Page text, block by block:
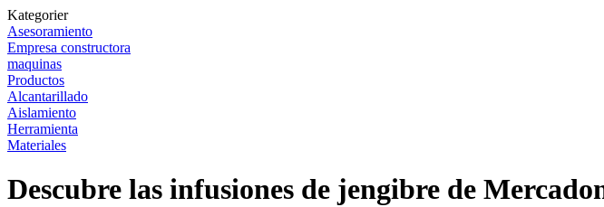
Kategorier
Asesoramiento
Empresa constructora
maquinas
Productos
Alcantarillado
Aislamiento
Herramienta
Materiales
Descubre las infusiones de jengibre de